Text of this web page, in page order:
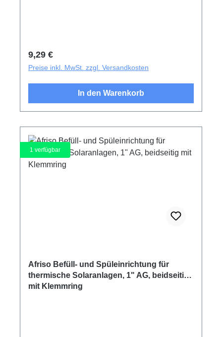
Regulärer Preis:
9,29 €
Preise inkl. MwSt. zzgl. Versandkosten
In den Warenkorb
1 verfügbar
Afriso Befüll- und Spüleinrichtung für
thermische Solaranlagen, 1" AG, beidseitig
mit Klemmring